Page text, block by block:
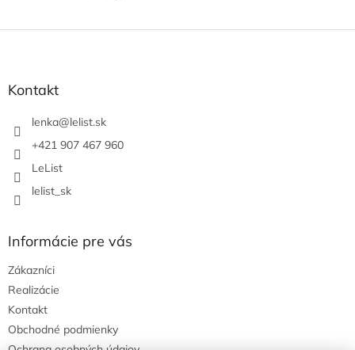
Kontakt
lenka@lelist.sk
+421 907 467 960
LeList
lelist_sk
Informácie pre vás
Zákazníci
Realizácie
Kontakt
Obchodné podmienky